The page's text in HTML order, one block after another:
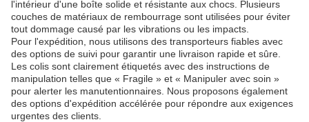
l'intérieur d'une boîte solide et résistante aux chocs. Plusieurs
couches de matériaux de rembourrage sont utilisées pour éviter
tout dommage causé par les vibrations ou les impacts.
Pour l'expédition, nous utilisons des transporteurs fiables avec
des options de suivi pour garantir une livraison rapide et sûre.
Les colis sont clairement étiquetés avec des instructions de
manipulation telles que « Fragile » et « Manipuler avec soin »
pour alerter les manutentionnaires. Nous proposons également
des options d'expédition accélérée pour répondre aux exigences
urgentes des clients.